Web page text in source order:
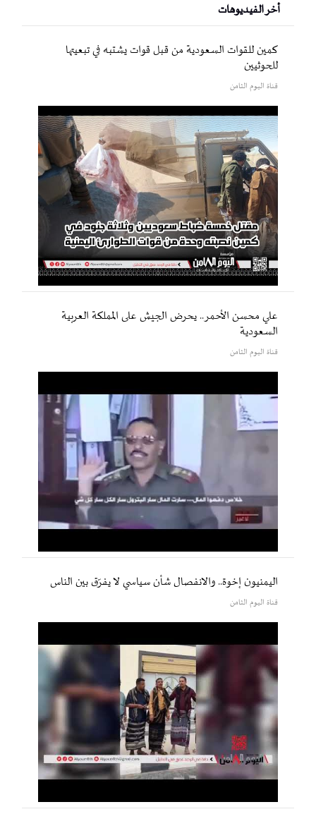
أخر الفيديوهات
كمين للقوات السعودية من قبل قوات يشتبه في تبعيتها
للحوثيين
قناة اليوم الثامن
علي محسن الأحمر.. يحرض الجيش على المملكة العربية
السعودية
قناة اليوم الثامن
اليمنيون إخوة.. والانفصال شأن سياسي لا يفرّق بين الناس
قناة اليوم الثامن